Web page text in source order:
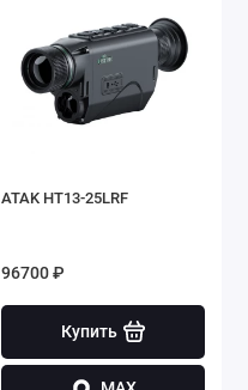
ATAK HT13-25LRF
96700 ₽
Купить